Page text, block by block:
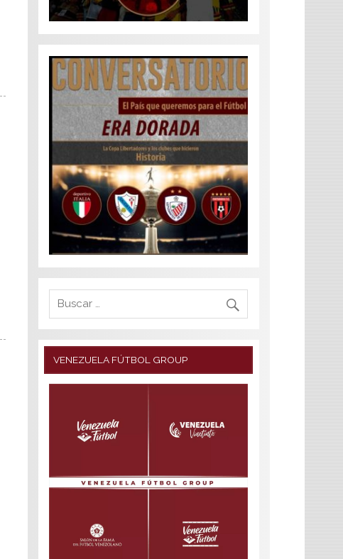
VENEZUELA FÚTBOL GROUP